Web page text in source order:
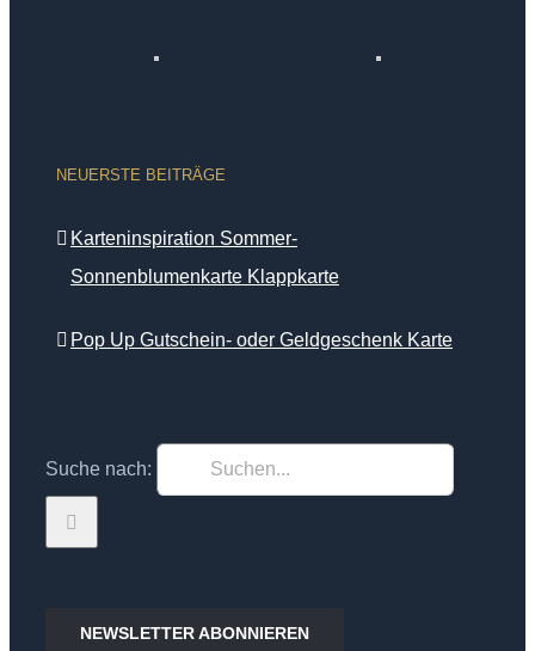
NEUERSTE BEITRÄGE
Karteninspiration Sommer-
Sonnenblumenkarte Klappkarte
Pop Up Gutschein- oder Geldgeschenk Karte
Suche nach:
NEWSLETTER ABONNIEREN